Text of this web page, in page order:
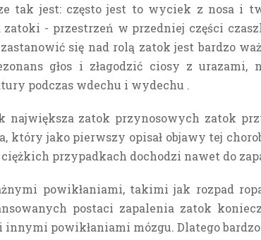
tak jest: często jest to wyciek z nosa i
zatoki - przestrzeń w przedniej części
się nad rolą zatok jest bardzo
głos i złagodzić ciosy z
podczas wdechu i wydechu .
największa zatok przynosowych zatok
który jako pierwszy opisał objawy tej
przypadkach dochodzi nawet do
powikłaniami, takimi jak rozpad
postaci zapalenia zatok
innymi powikłaniami mózgu. Dlatego